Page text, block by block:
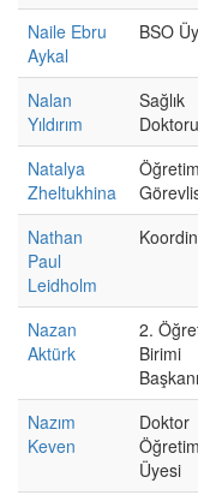
Naile Ebru
Aykal
BSO
Nalan
Yıldırım
Sağlık
Doktoru
Natalya
Zheltukhina
Öğretim
Nathan
Paul
Leidholm
Nazan
Aktürk
2.
Birimi
Başkanı
Nazım
Keven
Doktor
Öğretim
Üyesi